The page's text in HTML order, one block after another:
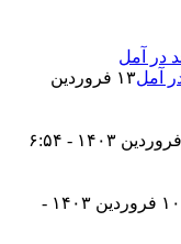
۱۳ فروردین
۱۳ فروردین ۱۴۰۳ - ۶:۵۴
۱۰ فروردین ۱۴۰۳ -